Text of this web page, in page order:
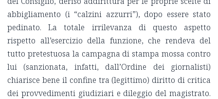
abbigliamento (i “calzini azzurri”), dopo essere stato
pedinato. La totale irrilevanza di questo aspetto
rispetto all’esercizio della funzione, che rendeva del
tutto pretestuosa la campagna di stampa mossa contro
lui (sanzionata, infatti, dall’Ordine dei giornalisti)
chiarisce bene il confine tra (legittimo) diritto di critica
dei provvedimenti giudiziari e dileggio del magistrato.